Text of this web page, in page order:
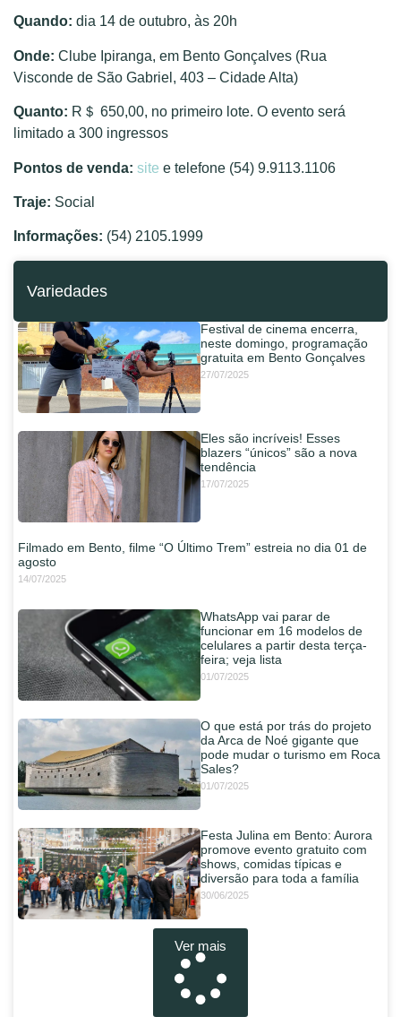
Quando: dia 14 de outubro, às 20h
Onde: Clube Ipiranga, em Bento Gonçalves (Rua
Visconde de São Gabriel, 403 – Cidade Alta)
Quanto: R＄ 650,00, no primeiro lote. O evento será
limitado a 300 ingressos
Pontos de venda: site e telefone (54) 9.9113.1106
Traje: Social
Informações: (54) 2105.1999
Variedades
Festival de cinema encerra,
neste domingo, programação
gratuita em Bento Gonçalves
27/07/2025
Eles são incríveis! Esses
blazers “únicos” são a nova
tendência
17/07/2025
Filmado em Bento, filme “O Último Trem” estreia no dia 01 de
agosto
14/07/2025
WhatsApp vai parar de
funcionar em 16 modelos de
celulares a partir desta terça-
feira; veja lista
01/07/2025
O que está por trás do projeto
da Arca de Noé gigante que
pode mudar o turismo em Roca
Sales?
01/07/2025
Festa Julina em Bento: Aurora
promove evento gratuito com
shows, comidas típicas e
diversão para toda a família
30/06/2025
Ver mais